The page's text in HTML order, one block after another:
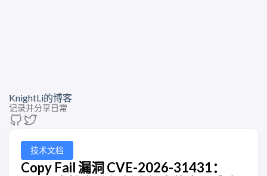
KnightLi的博客
记录并分享日常
技术文档
Copy Fail 漏洞 CVE-2026-31431：